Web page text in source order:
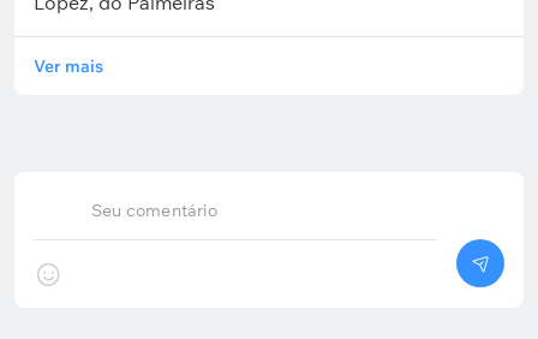
Ver mais
Seu comentário